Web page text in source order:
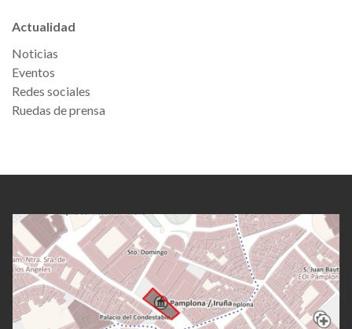
Actualidad
Noticias
Eventos
Redes sociales
Ruedas de prensa